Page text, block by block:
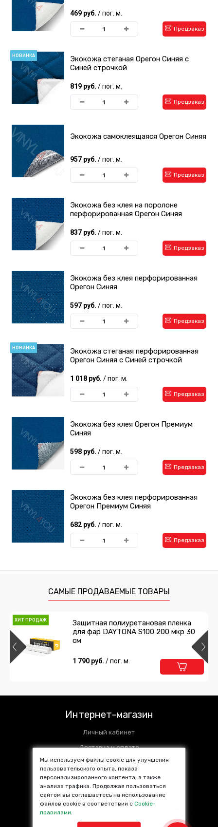
469 руб. / пог. м.
Предзаказ
НОВИНКА
Экокожа стеганая Орегон Синяя с
Синей строчкой
819 руб. / пог. м.
Предзаказ
Экокожа самоклеящаяся Орегон Синяя
957 руб. / пог. м.
Предзаказ
Экокожа без клея на поролоне
перфорированная Орегон Синяя
837 руб. / пог. м.
Предзаказ
Экокожа без клея перфорированная
Орегон Синяя
597 руб. / пог. м.
Предзаказ
НОВИНКА
Экокожа стеганая перфорированная
Орегон Синяя с Синей строчкой
1 018 руб. / пог. м.
Предзаказ
Экокожа без клея Орегон Премиум
Синяя
598 руб. / пог. м.
Предзаказ
Экокожа без клея перфорированная
Орегон Премиум Синяя
682 руб. / пог. м.
Предзаказ
САМЫЕ ПРОДАВАЕМЫЕ ТОВАРЫ
ХИТ ПРОДАЖ
Защитная полиуретановая пленка
для фар DAYTONA S100 200 мкр 30
см
1 790 руб. / пог. м.
Интернет-магазин
Личный кабинет
Доставка и оплата
Установочные центры
Контакты
SALE %
Популярные товары
Мы используем файлы cookie для улучшения
пользовательского опыта, показа
персонализированного контента, а также
анализа трафика. Продолжая пользоваться
сайтом вы соглашаетесь на использование
файлов cookie в соответствии сCookie-
правилами.